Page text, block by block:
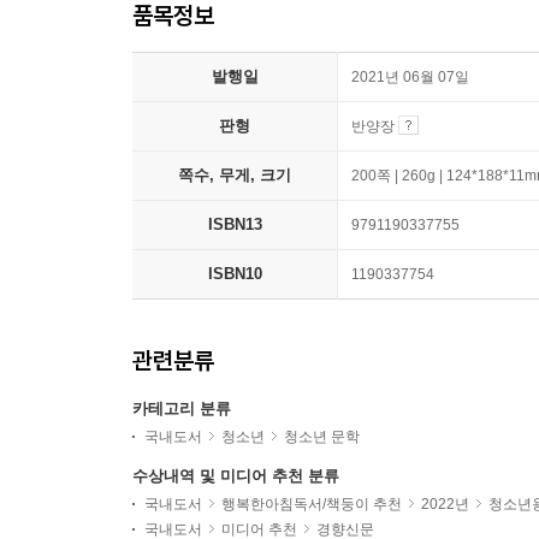
품목정보
발행일 2021년 06월 07일
판형 반양장
쪽수, 무게, 크기 200쪽 | 260g |
ISBN13 9791190337755
ISBN10 1190337754
관련분류
카테고리 분류
국내도서 청소년 청소년 문학
수상내역 및 미디어 추천 분류
국내도서 행복한아침독서/책둥이 추천 2022년
청소년
국내도서
미디어 추천
경향신문